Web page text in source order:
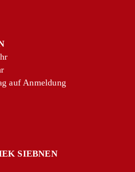
auf Anmeldung
SIEBNEN